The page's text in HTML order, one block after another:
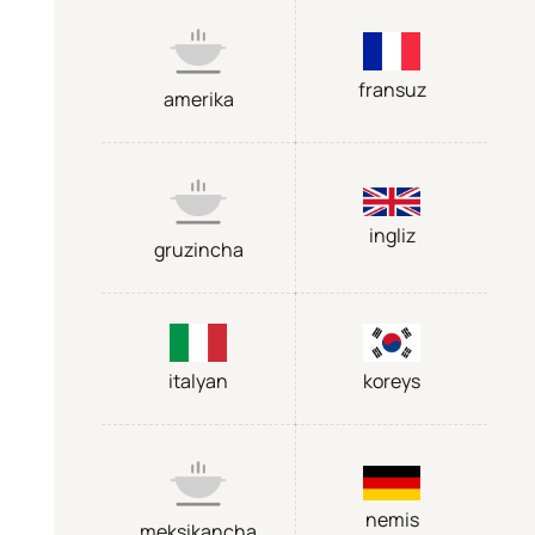
amerika fransuz
gruzincha
ingliz
italyan koreys
nemis